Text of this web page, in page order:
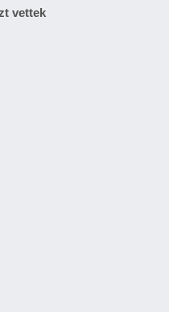
vettek